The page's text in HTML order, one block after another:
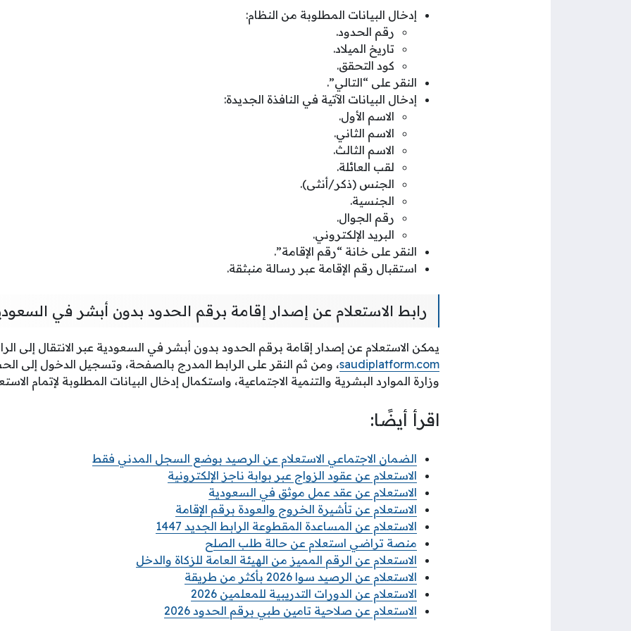
إدخال البيانات المطلوبة من النظام:
رقم الحدود.
تاريخ الميلاد.
كود التحقق.
النقر على “التالي”.
إدخال البيانات الآتية في النافذة الجديدة:
الاسم الأول.
الاسم الثاني.
الاسم الثالث.
لقب العائلة.
الجنس (ذكر/أنثى).
الجنسية.
رقم الجوال.
البريد الإلكتروني.
النقر على خانة “رقم الإقامة”.
استقبال رقم الإقامة عبر رسالة منبثقة.
رابط الاستعلام عن إصدار إقامة برقم الحدود بدون أبشر في
يمكن الاستعلام عن إصدار إقامة برقم الحدود بدون أبشر في السعودية عبر الانتقال إلى
saudiplatform.com، ومن ثم النقر على الرابط المدرج بالصفحة، وتسجيل الدخول إلى
وزارة الموارد البشرية والتنمية الاجتماعية، واستكمال إدخال البيانات المطلوبة لإتمام
اقرأ أيضًا:
الضمان الاجتماعي الاستعلام عن الرصيد بوضع السجل المدني فقط
الاستعلام عن عقود الزواج عبر بوابة ناجز الإلكترونية
الاستعلام عن عقد عمل موثق في السعودية
الاستعلام عن تأشيرة الخروج والعودة برقم الإقامة
الاستعلام عن المساعدة المقطوعة الرابط الجديد 1447
منصة تراضي استعلام عن حالة طلب الصلح
الاستعلام عن الرقم المميز من الهيئة العامة للزكاة والدخل
الاستعلام عن الرصيد سوا 2026 بأكثر من طريقة
الاستعلام عن الدورات التدريبية للمعلمين 2026
الاستعلام عن صلاحية تامين طبي برقم الحدود 2026